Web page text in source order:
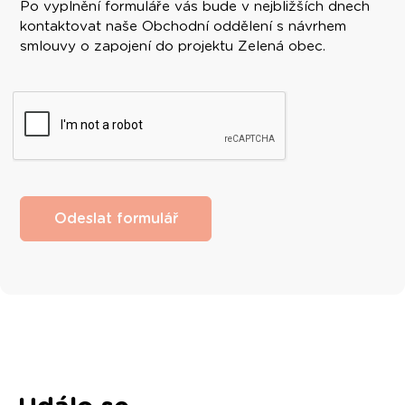
Po vyplnění formuláře vás bude v nejbližších dnech
kontaktovat naše Obchodní oddělení s návrhem
smlouvy o zapojení do projektu Zelená obec.
Odeslat formulář